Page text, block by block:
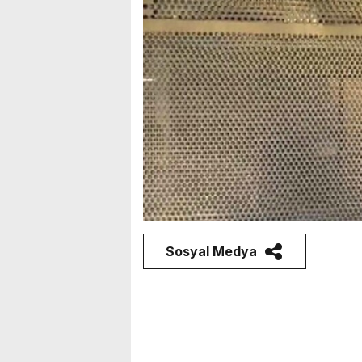
Sosyal Medya